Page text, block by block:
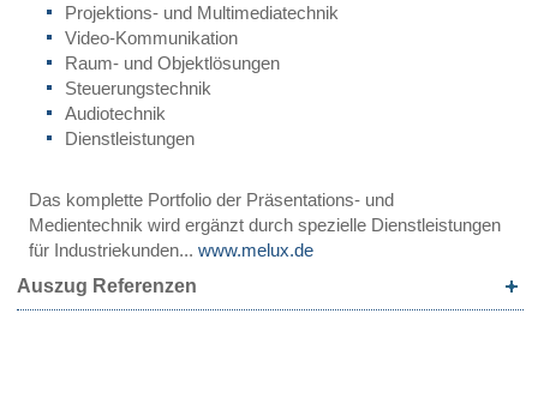
Projektions- und Multimediatechnik
Video-Kommunikation
Raum- und Objektlösungen
Steuerungstechnik
Audiotechnik
Dienstleistungen
Das komplette Portfolio der Präsentations- und
Medientechnik wird ergänzt durch spezielle Dienstleistungen
für Industriekunden... www.melux.de
Auszug Referenzen